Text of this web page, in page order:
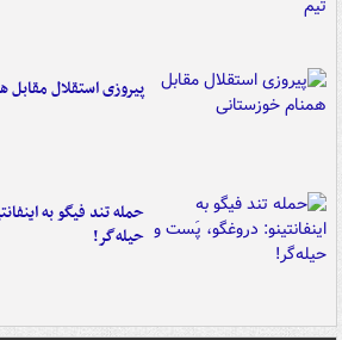
پیروزی استقلال مقابل
حمله تند فیگو به
حیله‌گر!